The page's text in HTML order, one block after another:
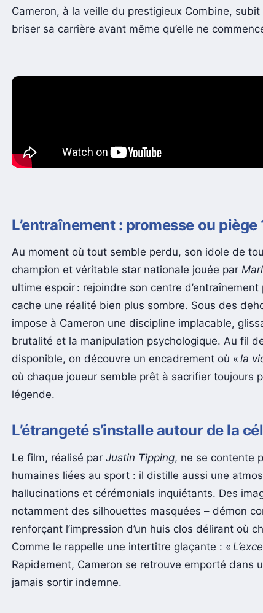
Cameron, à la veille du prestigieux Combine,
briser sa carrière avant même qu’elle ne
L’entraînement : promesse ou piège
Au moment où tout semble perdu, son idole de
champion et véritable star nationale jouée par
ultime espoir : rejoindre son centre d’entraînement
cache une réalité bien plus sombre. Sous des
impose à Cameron une discipline implacable,
brutalité et la manipulation psychologique. Au fil
disponible, on découvre un encadrement où « la
où chaque joueur semble prêt à sacrifier toujours
légende.
L’étrangeté s’installe autour de la
Le film, réalisé par Justin Tipping, ne se contente
humaines liées au sport : il distille aussi une
hallucinations et cérémonials inquiétants. Des
notamment des silhouettes masquées – démon
renforçant l’impression d’un huis clos délirant où
Comme le rappelle une intertitre glaçante : «
Rapidement, Cameron se retrouve emporté dans
jamais sortir indemne.